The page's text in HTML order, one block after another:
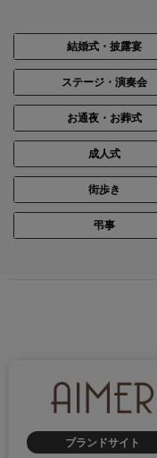
結婚式・披露宴
ステージ・演奏会
お通夜・お葬式
成人式
街歩き
弔事
ブランドサイト